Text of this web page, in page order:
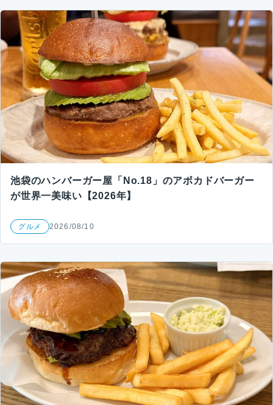
池袋のハンバーガー屋「No.18」のアボカドバーガー
が世界一美味い【2026年】
グルメ 2026/08/10